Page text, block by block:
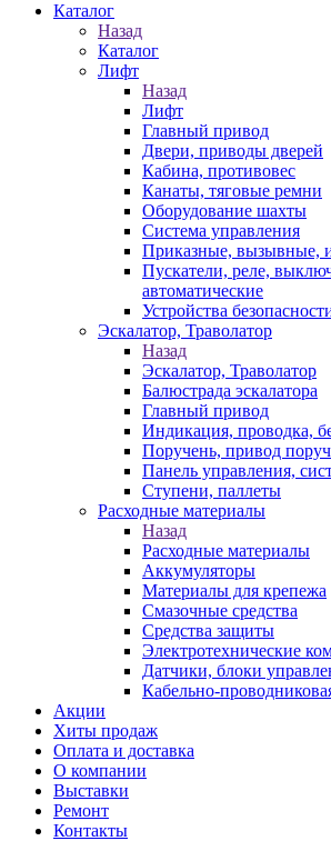
Каталог
Назад
Каталог
Лифт
Назад
Лифт
Главный привод
Двери, приводы дверей
Кабина, противовес
Канаты, тяговые ремни
Оборудование шахты
Система управления
Приказные, вызывные,
Пускатели, реле,
автоматические
Устройства
Эскалатор, Траволатор
Назад
Эскалатор, Траволатор
Балюстрада эскалатора
Главный привод
Индикация, проводка,
Поручень, привод
Панель управления,
Ступени, паллеты
Расходные материалы
Назад
Расходные материалы
Аккумуляторы
Материалы для крепежа
Смазочные средства
Средства защиты
Электротехнические
Датчики, блоки
Кабельно-
Акции
Хиты продаж
Оплата и доставка
О компании
Выставки
Ремонт
Контакты